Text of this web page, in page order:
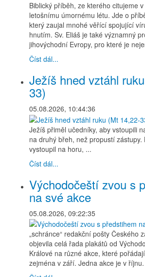
Biblický příběh, ze kterého citujeme
letošnímu úmornému létu. Jde o
který zaujal mnohé věřící spojující
hnutím. Sv. Eliáš je také významný
jihovýchodní Evropy, pro které je
Číst dál...
Ježíš hned vztáhl
33)
05.08.2026, 10:44:36
Ježíš přiměl učedníky, aby vstoupili
na druhý břeh, než propustí zástupy.
vystoupil na horu, ...
Číst dál...
Východočeští zvou s
na své akce
05.08.2026, 09:22:35
„schránce“ redakční pošty Českého
objevila celá řada plakátů od
Králové na různé akce, které
zejména v září. Jedna akce je v říjnu.